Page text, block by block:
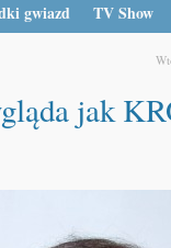
gwiazd TV Show
jak